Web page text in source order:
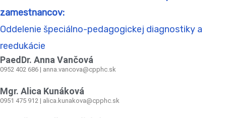
zamestnancov:
Oddelenie špeciálno-pedagogickej diagnostiky a
reedukácie
PaedDr. Anna Vančová
0952 402 686 | anna.vancova@cpphc.sk
Mgr. Alica Kunáková
0951 475 912 | alica.kunakova@cpphc.sk